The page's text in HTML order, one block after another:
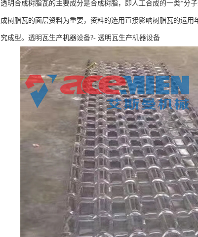
透明合成树脂瓦的主要成分是合成树脂，即人工合成的一类*分
成树脂瓦的面层资料为重要，资料的选用直接影响树脂瓦的运
究成型。透明瓦生产机器设备?- 透明瓦生产机器设备